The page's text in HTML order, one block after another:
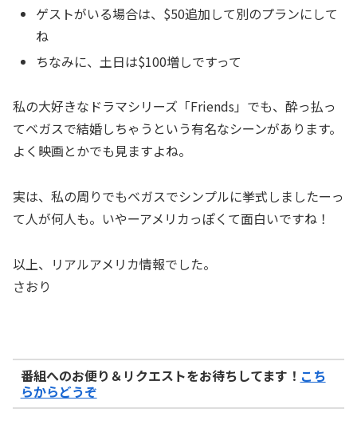
ゲストがいる場合は、$50追加して別のプランにして
ね
ちなみに、土日は$100増しですって
私の大好きなドラマシリーズ「Friends」でも、酔っ払っ
てベガスで結婚しちゃうという有名なシーンがあります。
よく映画とかでも見ますよね。
実は、私の周りでもベガスでシンプルに挙式しましたーっ
て人が何人も。いやーアメリカっぽくて面白いですね！
以上、リアルアメリカ情報でした。
さおり
番組へのお便り＆リクエストをお待ちしてます！ こち
らからどうぞ